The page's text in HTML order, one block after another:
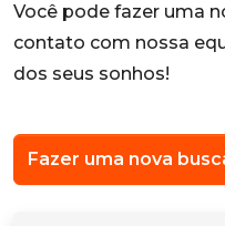
Você pode fazer uma
contato com nossa
dos seus sonhos!
Fazer uma nova